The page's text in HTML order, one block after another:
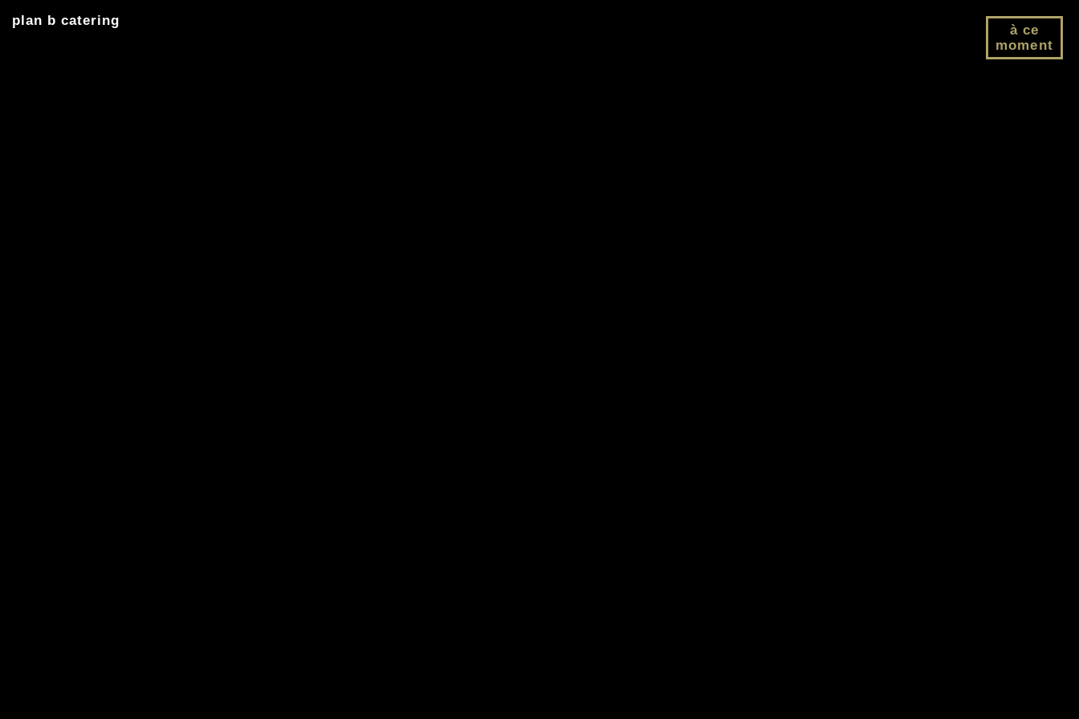
plan b catering
à ce
moment